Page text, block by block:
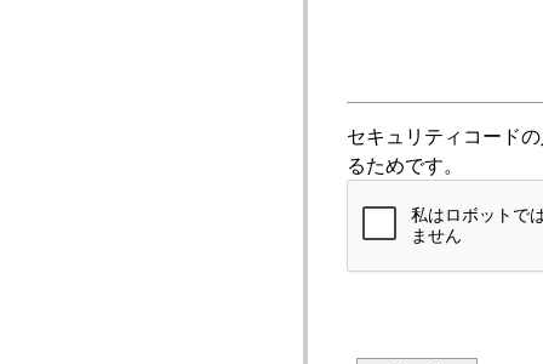
セキュリティコード
るためです。